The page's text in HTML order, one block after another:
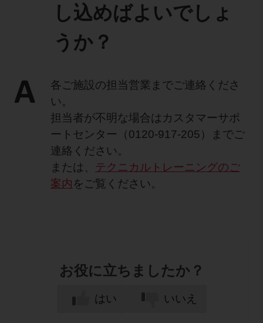
お問い合わせ
セミナー メルマガ登録
し込めばよいでしょ
うか？
A
各ご施設の担当営業までご連絡くださ
い。
担当者が不明な場合はカスタマーサポ
ートセンター（0120-917-205）までご
連絡ください。
または、 テクニカルトレーニングのご
案内 をご覧ください。
お役に立ちましたか？
はい いいえ